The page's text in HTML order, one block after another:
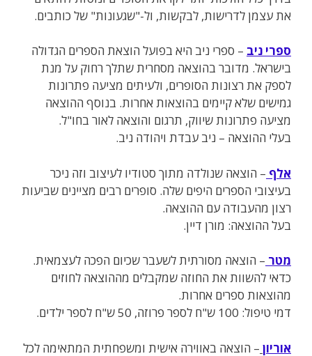
את עצמן לדרישות, לבקשות, ול-"שגעונות" של כותבים.
ספרי ניב– ספרי ניב היא בפועל הוצאת הספרים הגדולה
בישראל. מדובר בהוצאה מסחרית שתלך רחוק על מנת
לספק את רצונות הסופרים, ולעיתים מציעה פתרונות
גמישים שלא קיימים בהוצאות אחרות. בנוסף ההוצאה
מציעה פתרונות שיווק, תרגום והוצאה לאור בחו"ל.
בעלי ההוצאה – ניב עבדת ויהודה ניב.
אלף– הוצאה שנולדה מתוך סטודיו לעיצוב וזה ניכר
בעיצובי הספרים היפים שלה. סופרים רבים מציינים שביעות
רצון מהעבודה עם ההוצאה.
בעל ההוצאה: מורן דיין.
מטר– הוצאה מסורתית לשעבר שכיום הפכה לעצמאית.
כדאי להשוות את החוזה שמקבלים מההוצאה לחוזים
מהוצאות ספרים אחרות.
דמי טיפול: 100 ש"ח לספר פרוזה, 50 ש"ח לספר ילדים
.
אוריון – הוצאה באווירה אישית ומשפחתית המתאימה לכל